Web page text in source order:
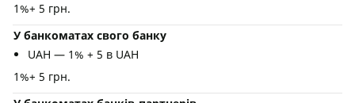
1%+ 5 грн.
У банкоматах свого банку
UAH — 1% + 5 в UAH
1%+ 5 грн.